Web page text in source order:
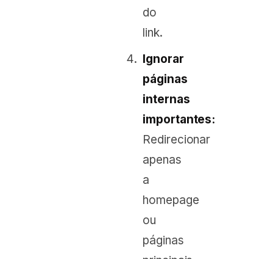
do
link.
Ignorar
páginas
internas
importantes:
Redirecionar
apenas
a
homepage
ou
páginas